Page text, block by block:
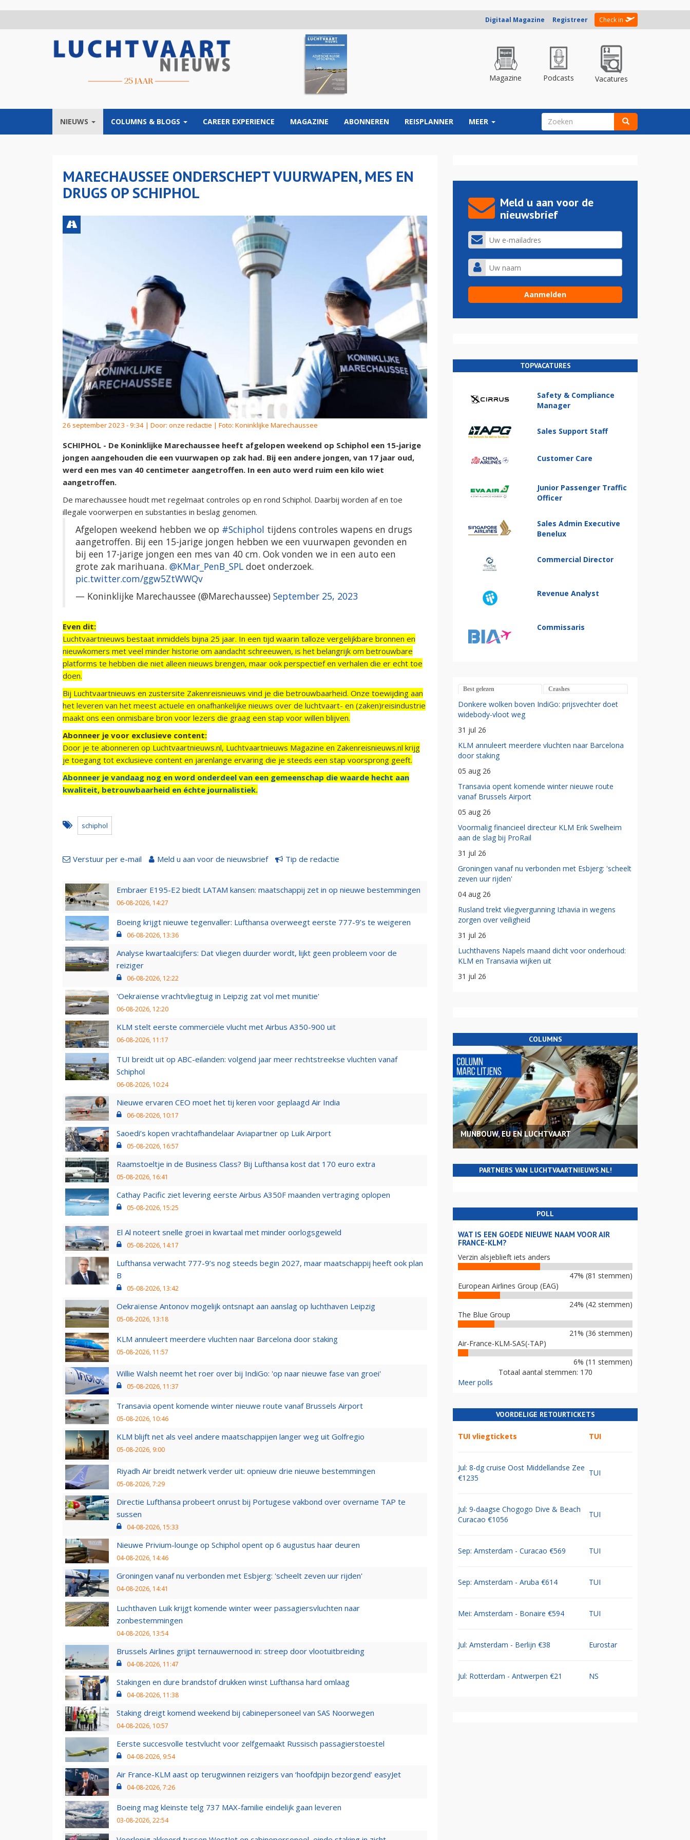
Digitaal Magazine Registreer Check in
Magazine Podcasts Vacatures
NIEUWS COLUMNS & BLOGS CAREER EXPERIENCE MAGAZINE ABONNEREN REISPLANNER MEER ZOEKVELD
MARECHAUSSEE ONDERSCHEPT VUURWAPEN, MES EN
DRUGS OP SCHIPHOL
26 september 2023 - 9:34 | Door: onze redactie | Foto: Koninklijke Marechaussee
SCHIPHOL - De Koninklijke Marechaussee heeft afgelopen weekend op Schiphol een 15-jarige
jongen aangehouden die een vuurwapen op zak had. Bij een andere jongen, van 17 jaar oud,
werd een mes van 40 centimeter aangetroffen. In een auto werd ruim een kilo wiet
aangetroffen.
De marechaussee houdt met regelmaat controles op en rond Schiphol. Daarbij worden af en toe
illegale voorwerpen en substanties in beslag genomen.
Afgelopen weekend hebben we op #Schiphol tijdens controles wapens en drugs
aangetroffen. Bij een 15-jarige jongen hebben we een vuurwapen gevonden en
bij een 17-jarige jongen een mes van 40 cm. Ook vonden we in een auto een
grote zak marihuana. @KMar_PenB_SPL doet onderzoek.
pic.twitter.com/ggw5ZtWWQv
— Koninklijke Marechaussee (@Marechaussee) September 25, 2023
Even dit:
Luchtvaartnieuws bestaat inmiddels bijna 25 jaar. In een tijd waarin talloze vergelijkbare bronnen en
nieuwkomers met veel minder historie om aandacht schreeuwen, is het belangrijk om betrouwbare
platforms te hebben die niet alleen nieuws brengen, maar ook perspectief en verhalen die er echt toe
doen.
Bij Luchtvaartnieuws en zustersite Zakenreisnieuws vind je die betrouwbaarheid. Onze toewijding aan
het leveren van het meest actuele en onafhankelijke nieuws over de luchtvaart- en (zaken)reisindustrie
maakt ons een onmisbare bron voor lezers die graag een stap voor willen blijven.
Abonneer je voor exclusieve content:
Door je te abonneren op Luchtvaartnieuws.nl, Luchtvaartnieuws Magazine en Zakenreisnieuws.nl krijg
je toegang tot exclusieve content en jarenlange ervaring die je steeds een stap voorsprong geeft.
Abonneer je vandaag nog en word onderdeel van een gemeenschap die waarde hecht aan
kwaliteit, betrouwbaarheid en échte journalistiek.
schiphol
Verstuur per e-mail Meld u aan voor de nieuwsbrief Tip de redactie
Embraer E195-E2 biedt LATAM kansen: maatschappij zet in op nieuwe bestemmingen
06-08-2026, 14:27
Boeing krijgt nieuwe tegenvaller: Lufthansa overweegt eerste 777-9’s te weigeren
06-08-2026, 13:36
Analyse kwartaalcijfers: Dat vliegen duurder wordt, lijkt geen probleem voor de
reiziger
06-08-2026, 12:22
'Oekraïense vrachtvliegtuig in Leipzig zat vol met munitie'
06-08-2026, 12:20
KLM stelt eerste commerciële vlucht met Airbus A350-900 uit
06-08-2026, 11:17
TUI breidt uit op ABC-eilanden: volgend jaar meer rechtstreekse vluchten vanaf
Schiphol
06-08-2026, 10:24
Nieuwe ervaren CEO moet het tij keren voor geplaagd Air India
06-08-2026, 10:17
Saoedi’s kopen vrachtafhandelaar Aviapartner op Luik Airport
05-08-2026, 16:57
Raamstoeltje in de Business Class? Bij Lufthansa kost dat 170 euro extra
05-08-2026, 16:41
Cathay Pacific ziet levering eerste Airbus A350F maanden vertraging oplopen
05-08-2026, 15:25
El Al noteert snelle groei in kwartaal met minder oorlogsgeweld
05-08-2026, 14:17
Lufthansa verwacht 777-9’s nog steeds begin 2027, maar maatschappij heeft ook plan
B
05-08-2026, 13:42
Oekraïense Antonov mogelijk ontsnapt aan aanslag op luchthaven Leipzig
05-08-2026, 13:18
KLM annuleert meerdere vluchten naar Barcelona door staking
05-08-2026, 11:57
Willie Walsh neemt het roer over bij IndiGo: 'op naar nieuwe fase van groei'
05-08-2026, 11:37
Transavia opent komende winter nieuwe route vanaf Brussels Airport
05-08-2026, 10:46
KLM blijft net als veel andere maatschappijen langer weg uit Golfregio
05-08-2026, 9:00
Riyadh Air breidt netwerk verder uit: opnieuw drie nieuwe bestemmingen
05-08-2026, 7:29
Directie Lufthansa probeert onrust bij Portugese vakbond over overname TAP te
sussen
04-08-2026, 15:33
Nieuwe Privium-lounge op Schiphol opent op 6 augustus haar deuren
04-08-2026, 14:46
Groningen vanaf nu verbonden met Esbjerg: 'scheelt zeven uur rijden'
04-08-2026, 14:41
Luchthaven Luik krijgt komende winter weer passagiersvluchten naar
zonbestemmingen
04-08-2026, 13:54
Brussels Airlines grijpt ternauwernood in: streep door vlootuitbreiding
04-08-2026, 11:47
Stakingen en dure brandstof drukken winst Lufthansa hard omlaag
04-08-2026, 11:38
Staking dreigt komend weekend bij cabinepersoneel van SAS Noorwegen
04-08-2026, 10:57
Eerste succesvolle testvlucht voor zelfgemaakt Russisch passagierstoestel
04-08-2026, 9:54
Air France-KLM aast op terugwinnen reizigers van ‘hoofdpijn bezorgend’ easyJet
04-08-2026, 7:26
Boeing mag kleinste telg 737 MAX-familie eindelijk gaan leveren
03-08-2026, 22:54
Meld u aan voor de
nieuwsbrief
TOPVACATURES
Safety & Compliance
Manager
Sales Support Staff
Customer Care
Junior Passenger Traffic
Officer
Sales Admin Executive
Benelux
Commercial Director
Revenue Analyst
Commissaris
Best gelezen Crashes
Donkere wolken boven IndiGo: prijsvechter doet
widebody-vloot weg
31 jul 26
KLM annuleert meerdere vluchten naar Barcelona
door staking
05 aug 26
Transavia opent komende winter nieuwe route
vanaf Brussels Airport
05 aug 26
Voormalig financieel directeur KLM Erik Swelheim
aan de slag bij ProRail
31 jul 26
Groningen vanaf nu verbonden met Esbjerg: 'scheelt
zeven uur rijden'
04 aug 26
Rusland trekt vliegvergunning Izhavia in wegens
zorgen over veiligheid
31 jul 26
Luchthavens Napels maand dicht voor onderhoud:
KLM en Transavia wijken uit
31 jul 26
COLUMNS
MIJNBOUW, EU EN LUCHTVAART
PARTNERS VAN LUCHTVAARTNIEUWS.NL!
POLL
WAT IS EEN GOEDE NIEUWE NAAM VOOR AIR
FRANCE-KLM?
Verzin alsjeblieft iets anders
47% (81 stemmen)
European Airlines Group (EAG)
24% (42 stemmen)
The Blue Group
21% (36 stemmen)
Air-France-KLM-SAS(-TAP)
6% (11 stemmen)
Totaal aantal stemmen: 170
Meer polls
VOORDELIGE RETOURTICKETS
TUI vliegtickets TUI
Jul: 8-dg cruise Oost Middellandse Zee
€1235
TUI
Jul: 9-daagse Chogogo Dive & Beach
Curacao €1056
TUI
Sep: Amsterdam - Curacao €569 TUI
Sep: Amsterdam - Aruba €614 TUI
Mei: Amsterdam - Bonaire €594 TUI
Jul: Amsterdam - Berlijn €38 Eurostar
Jul: Rotterdam - Antwerpen €21 NS